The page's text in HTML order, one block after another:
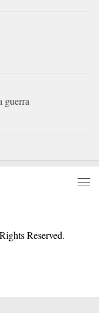
guerra
Reserved.